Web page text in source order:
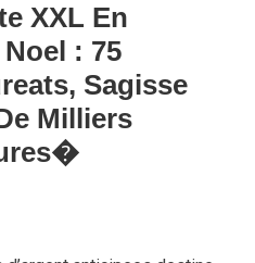
XXL En
: 75
Sagisse
Milliers